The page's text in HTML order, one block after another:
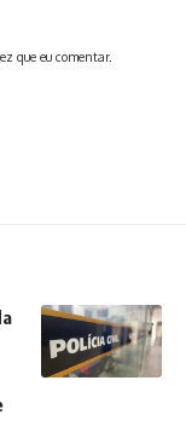
que eu comentar.